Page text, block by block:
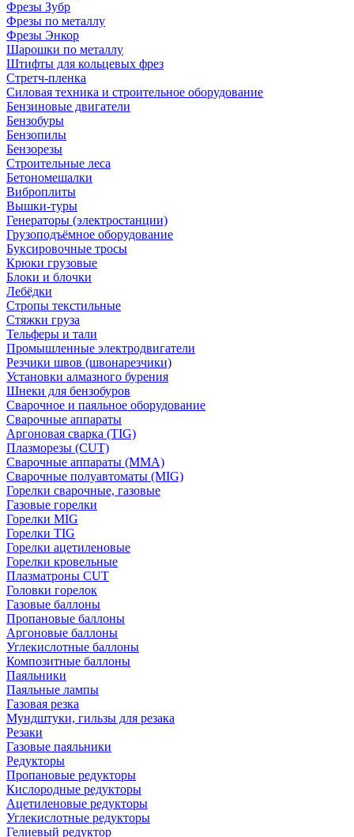
Фрезы Зубр
Фрезы по металлу
Фрезы Энкор
Шарошки по металлу
Штифты для кольцевых фрез
Стретч-пленка
Силовая техника и строительное оборудование
Бензиновые двигатели
Бензобуры
Бензопилы
Бензорезы
Строительные леса
Бетономешалки
Виброплиты
Вышки-туры
Генераторы (электростанции)
Грузоподъёмное оборудование
Буксировочные тросы
Крюки грузовые
Блоки и блочки
Лебёдки
Стропы текстильные
Стяжки груза
Тельферы и тали
Промышленные электродвигатели
Резчики швов (швонарезчики)
Установки алмазного бурения
Шнеки для бензобуров
Сварочное и паяльное оборудование
Сварочные аппараты
Аргоновая сварка (TIG)
Плазморезы (CUT)
Сварочные аппараты (MMA)
Сварочные полуавтоматы (MIG)
Горелки сварочные, газовые
Газовые горелки
Горелки MIG
Горелки TIG
Горелки ацетиленовые
Горелки кровельные
Плазматроны CUT
Головки горелок
Газовые баллоны
Пропановые баллоны
Аргоновые баллоны
Углекислотные баллоны
Композитные баллоны
Паяльники
Паяльные лампы
Газовая резка
Мундштуки, гильзы для резака
Резаки
Газовые паяльники
Редукторы
Пропановые редукторы
Кислородные редукторы
Ацетиленовые редукторы
Углекислотные редукторы
Гелиевый редуктор